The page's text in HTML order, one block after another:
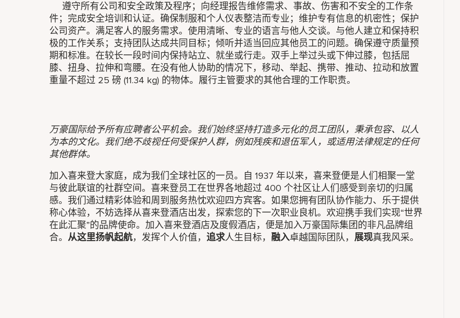
遵守所有公司和安全政策及程序；向经理报告维修需求、事故、伤害和不安全的工作条
件；完成安全培训和认证。确保制服和个人仪表整洁而专业；维护专有信息的机密性；保护
公司资产。满足客人的服务需求。使用清晰、专业的语言与他人交谈。与他人建立和保持积
极的工作关系；支持团队达成共同目标；倾听并适当回应其他员工的问题。确保遵守质量预
期和标准。在较长一段时间内保持站立、就坐或行走。双手上举过头或下伸过膝，包括屈
膝、扭身、拉伸和弯腰。在没有他人协助的情况下，移动、举起、携带、推动、拉动和放置
重量不超过 25 磅 (11.34 kg) 的物体。履行主管要求的其他合理的工作职责。
万豪国际给予所有应聘者公平机会。我们始终坚持打造多元化的员工团队，秉承包容、以人
为本的文化。我们绝不歧视任何受保护人群，例如残疾和退伍军人，或适用法律规定的任何
其他群体。
加入喜来登大家庭，成为我们全球社区的一员。自 1937 年以来，喜来登便是人们相聚一堂
与彼此联谊的社群空间。喜来登员工在世界各地超过 400 个社区让人们感受到亲切的归属
感。我们通过精彩体验和周到服务热忱欢迎四方宾客。如果您拥有团队协作能力、乐于提供
称心体验，不妨选择从喜来登酒店出发，探索您的下一次职业良机。欢迎携手我们实现“世界
在此汇聚”的品牌使命。加入喜来登酒店及度假酒店，便是加入万豪国际集团的非凡品牌组
合。 从这里扬帆起航，发挥个人价值， 追求人生目标， 融入卓越国际团队， 展现真我风采。